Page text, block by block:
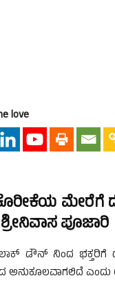
love
ಮೇರೆಗೆ
ಪೂಜಾರಿ
ಡೌನ್ ನಿಂದ ಭಕ್ತರಿಗೆ
ಎಂದು